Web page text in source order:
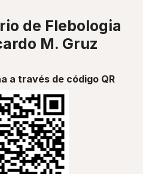
de Flebologia
M. Gruz
a través de código QR